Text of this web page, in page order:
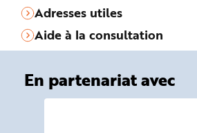
Adresses utiles
Aide à la consultation
En partenariat avec